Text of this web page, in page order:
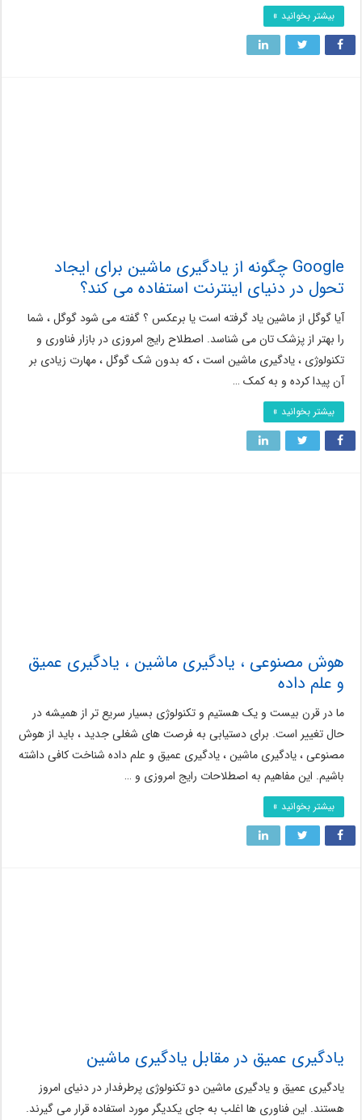
بیشتر بخوانید »
Google چگونه از یادگیری ماشین برای ایجاد
تحول در دنیای اینترنت استفاده می کند؟
آیا گوگل از ماشین یاد گرفته است یا برعکس ؟ گفته می شود گوگل ، شما
را بهتر از پزشک تان می شناسد. اصطلاح رایج امروزی در بازار فناوری و
تکنولوژی ، یادگیری ماشین است ، که بدون شک گوگل ، مهارت زیادی بر
آن پیدا کرده و به کمک …
بیشتر بخوانید »
هوش مصنوعی ، یادگیری ماشین ، یادگیری عمیق
و علم داده
ما در قرن بیست و یک هستیم و تکنولوژی بسیار سریع تر از همیشه در
حال تغییر است. برای دستیابی به فرصت های شغلی جدید ، باید از هوش
مصنوعی ، یادگیری ماشین ، یادگیری عمیق و علم داده شناخت کافی داشته
باشیم. این مفاهیم به اصطلاحات رایج امروزی و …
بیشتر بخوانید »
یادگیری عمیق در مقابل یادگیری ماشین
یادگیری عمیق و یادگیری ماشین دو تکنولوژی پرطرفدار در دنیای امروز
هستند. این فناوری ها اغلب به جای یکدیگر مورد استفاده قرار می گیرند.